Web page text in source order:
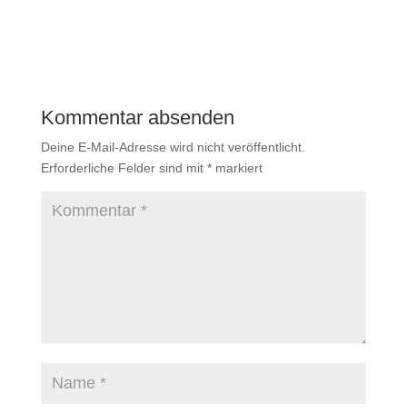
Kommentar absenden
Deine E-Mail-Adresse wird nicht veröffentlicht.
Erforderliche Felder sind mit *markiert